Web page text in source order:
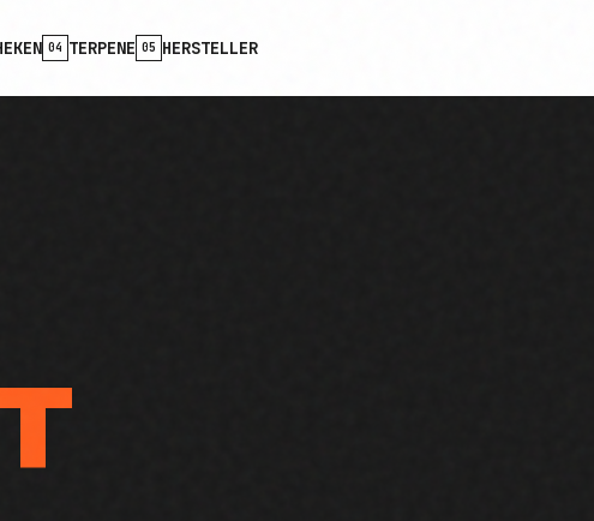
04 TERPENE 05 HERSTELLER